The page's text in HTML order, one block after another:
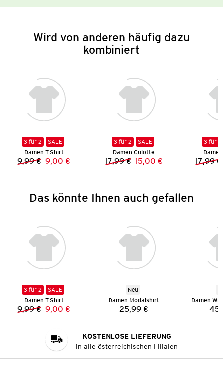
Wird von anderen häufig dazu
kombiniert
3 für 2
SALE
Damen T-Shirt
Vorheriger Preis:
9,99 € Neuer Preis:
9,00 €
3 für 2
SALE
Damen Culotte
Vorheriger Preis:
17,99 € Neuer Preis:
15,00 €
3 für 2
17,99 €
Das könnte Ihnen auch gefallen
3 für 2
SALE
Damen T-Shirt
Vorheriger Preis:
9,99 € Neuer Preis:
9,00 €
Neu
Damen Modalshirt
Preis:
25,99 €
Damen
KOSTENLOSE LIEFERUNG
in alle österreichischen Filialen